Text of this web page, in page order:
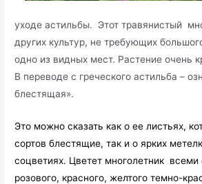
уходе астильбы. Этот травянистый
других культур, не требующих
одно из видных мест. Растение очень
В переводе с греческого астильба –
блестящая».
Это можно сказать как о ее листьях,
сортов блестящие, так и о ярких
соцветиях. Цветет многолетник всеми
розового, красного, желтого темно-